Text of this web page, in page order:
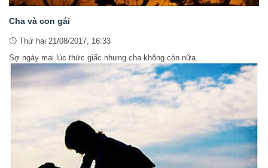
Cha và con gái
Thứ hai 21/08/2017, 16:33
Sợ ngày mai lúc thức giấc nhưng cha không còn nữa...